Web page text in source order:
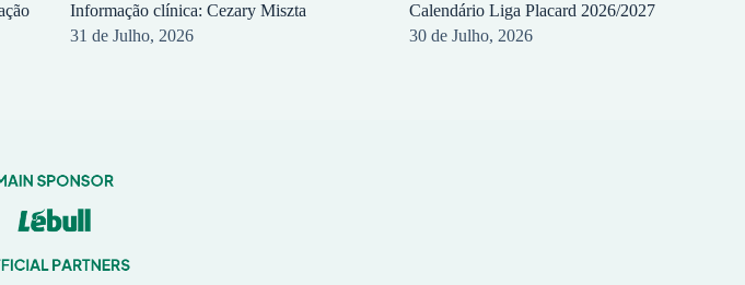
Informação clínica: Cezary Miszta
31 de Julho, 2026
Calendário Liga Placard 2026/2027
30 de Julho, 2026